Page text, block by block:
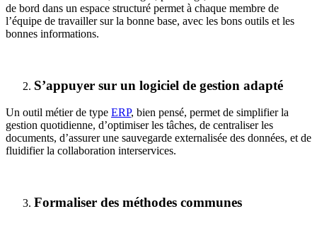
de bord dans un espace structuré permet à chaque membre de
l’équipe de travailler sur la bonne base, avec les bons outils et les
bonnes informations.
S’appuyer sur un logiciel de gestion adapté
Un outil métier de type ERP, bien pensé, permet de simplifier la
gestion quotidienne, d’optimiser les tâches, de centraliser les
documents, d’assurer une sauvegarde externalisée des données, et de
fluidifier la collaboration interservices.
Formaliser des méthodes communes